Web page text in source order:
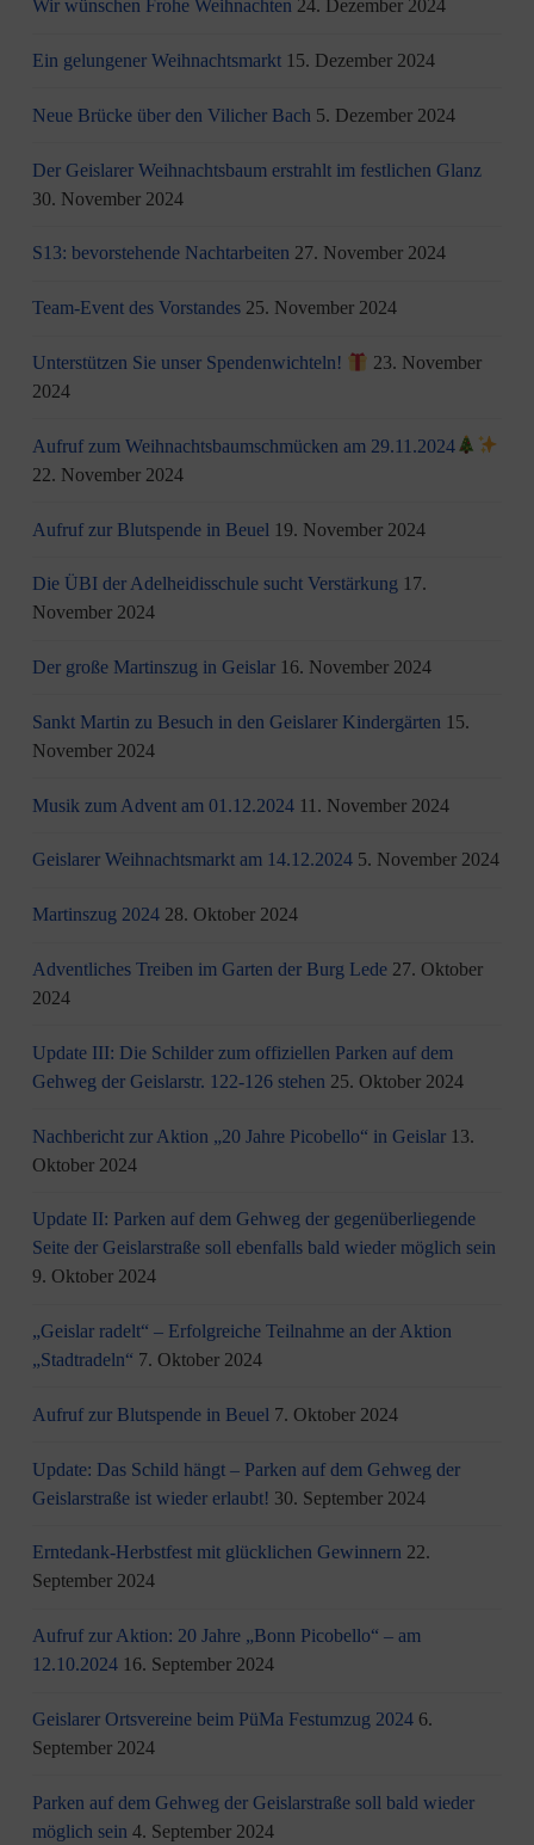
Wir wünschen Frohe Weihnachten 24. Dezember 2024
Ein gelungener Weihnachtsmarkt 15. Dezember 2024
Neue Brücke über den Vilicher Bach 5. Dezember 2024
Der Geislarer Weihnachtsbaum erstrahlt im festlichen Glanz
30. November 2024
S13: bevorstehende Nachtarbeiten 27. November 2024
Team-Event des Vorstandes 25. November 2024
Unterstützen Sie unser Spendenwichteln!
23. November
2024
Aufruf zum Weihnachtsbaumschmücken am 29.11.2024
22. November 2024
Aufruf zur Blutspende in Beuel 19. November 2024
Die ÜBI der Adelheidisschule sucht Verstärkung 17.
November 2024
Der große Martinszug in Geislar 16. November 2024
Sankt Martin zu Besuch in den Geislarer Kindergärten 15.
November 2024
Musik zum Advent am 01.12.2024 11. November 2024
Geislarer Weihnachtsmarkt am 14.12.2024 5. November 2024
Martinszug 2024 28. Oktober 2024
Adventliches Treiben im Garten der Burg Lede 27. Oktober
2024
Update III: Die Schilder zum offiziellen Parken auf dem
Gehweg der Geislarstr. 122-126 stehen 25. Oktober 2024
Nachbericht zur Aktion „20 Jahre Picobello“ in Geislar 13.
Oktober 2024
Update II: Parken auf dem Gehweg der gegenüberliegende
Seite der Geislarstraße soll ebenfalls bald wieder möglich sein
9. Oktober 2024
„Geislar radelt“ – Erfolgreiche Teilnahme an der Aktion
„Stadtradeln“ 7. Oktober 2024
Aufruf zur Blutspende in Beuel 7. Oktober 2024
Update: Das Schild hängt – Parken auf dem Gehweg der
Geislarstraße ist wieder erlaubt! 30. September 2024
Erntedank-Herbstfest mit glücklichen Gewinnern 22.
September 2024
Aufruf zur Aktion: 20 Jahre „Bonn Picobello“ – am
12.10.2024 16. September 2024
Geislarer Ortsvereine beim PüMa Festumzug 2024 6.
September 2024
Parken auf dem Gehweg der Geislarstraße soll bald wieder
möglich sein 4. September 2024